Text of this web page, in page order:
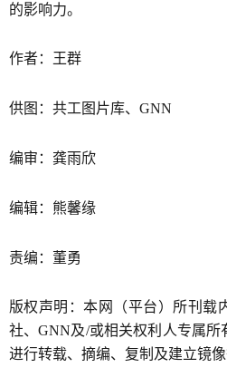
的影响力。
作者：王群
供图：共工图片库、GNN
编审：龚雨欣
编辑：熊馨缘
责编：董勇
版权声明：本网（平台）所刊载
社、GNN及/或相关权利人专属所
进行转载、摘编、复制及建立镜像